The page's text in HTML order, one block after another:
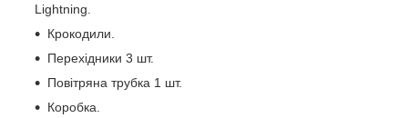
Lightning.
Крокодили.
Перехідники 3 шт.
Повітряна трубка 1 шт.
Коробка.